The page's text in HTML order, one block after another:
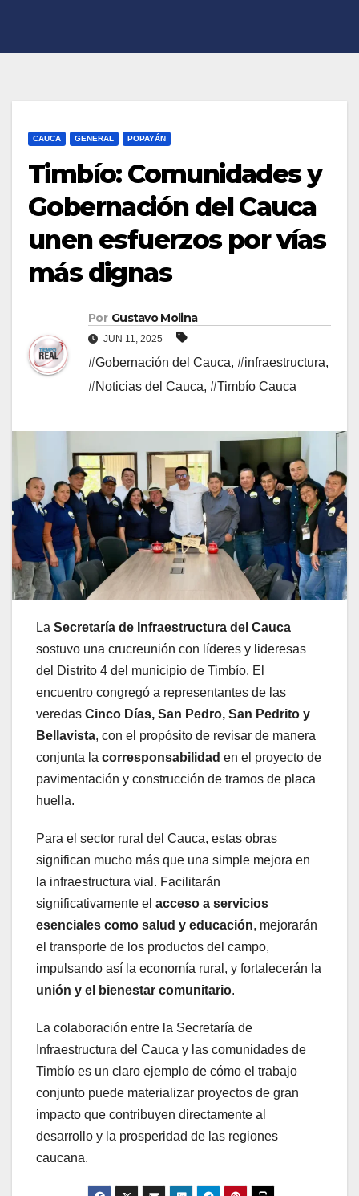
CAUCA GENERAL POPAYÁN
Timbío: Comunidades y
Gobernación del Cauca
unen esfuerzos por vías
más dignas
Por Gustavo Molina
JUN 11, 2025
#Gobernación del Cauca, #infraestructura,
#Noticias del Cauca, #Timbío Cauca
La Secretaría de Infraestructura del Cauca
sostuvo una crucreunión con líderes y lideresas
del Distrito 4 del municipio de Timbío. El
encuentro congregó a representantes de las
veredas Cinco Días, San Pedro, San Pedrito y
Bellavista, con el propósito de revisar de manera
conjunta la corresponsabilidad en el proyecto de
pavimentación y construcción de tramos de placa
huella.
Para el sector rural del Cauca, estas obras
significan mucho más que una simple mejora en
la infraestructura vial. Facilitarán
significativamente el acceso a servicios
esenciales como salud y educación, mejorarán
el transporte de los productos del campo,
impulsando así la economía rural, y fortalecerán la
unión y el bienestar comunitario.
La colaboración entre la Secretaría de
Infraestructura del Cauca y las comunidades de
Timbío es un claro ejemplo de cómo el trabajo
conjunto puede materializar proyectos de gran
impacto que contribuyen directamente al
desarrollo y la prosperidad de las regiones
caucana.